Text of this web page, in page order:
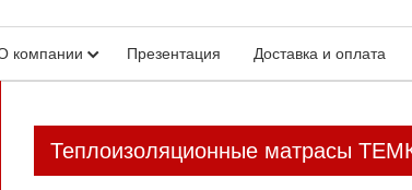
компании Презентация Доставка и оплата
Теплоизоляционные матрасы